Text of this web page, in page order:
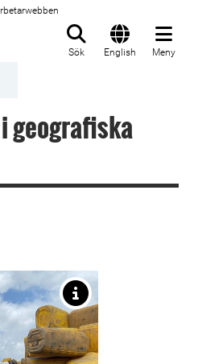
Sök English Meny
geografiska